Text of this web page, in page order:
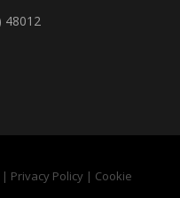
48012
| Privacy Policy | Cookie